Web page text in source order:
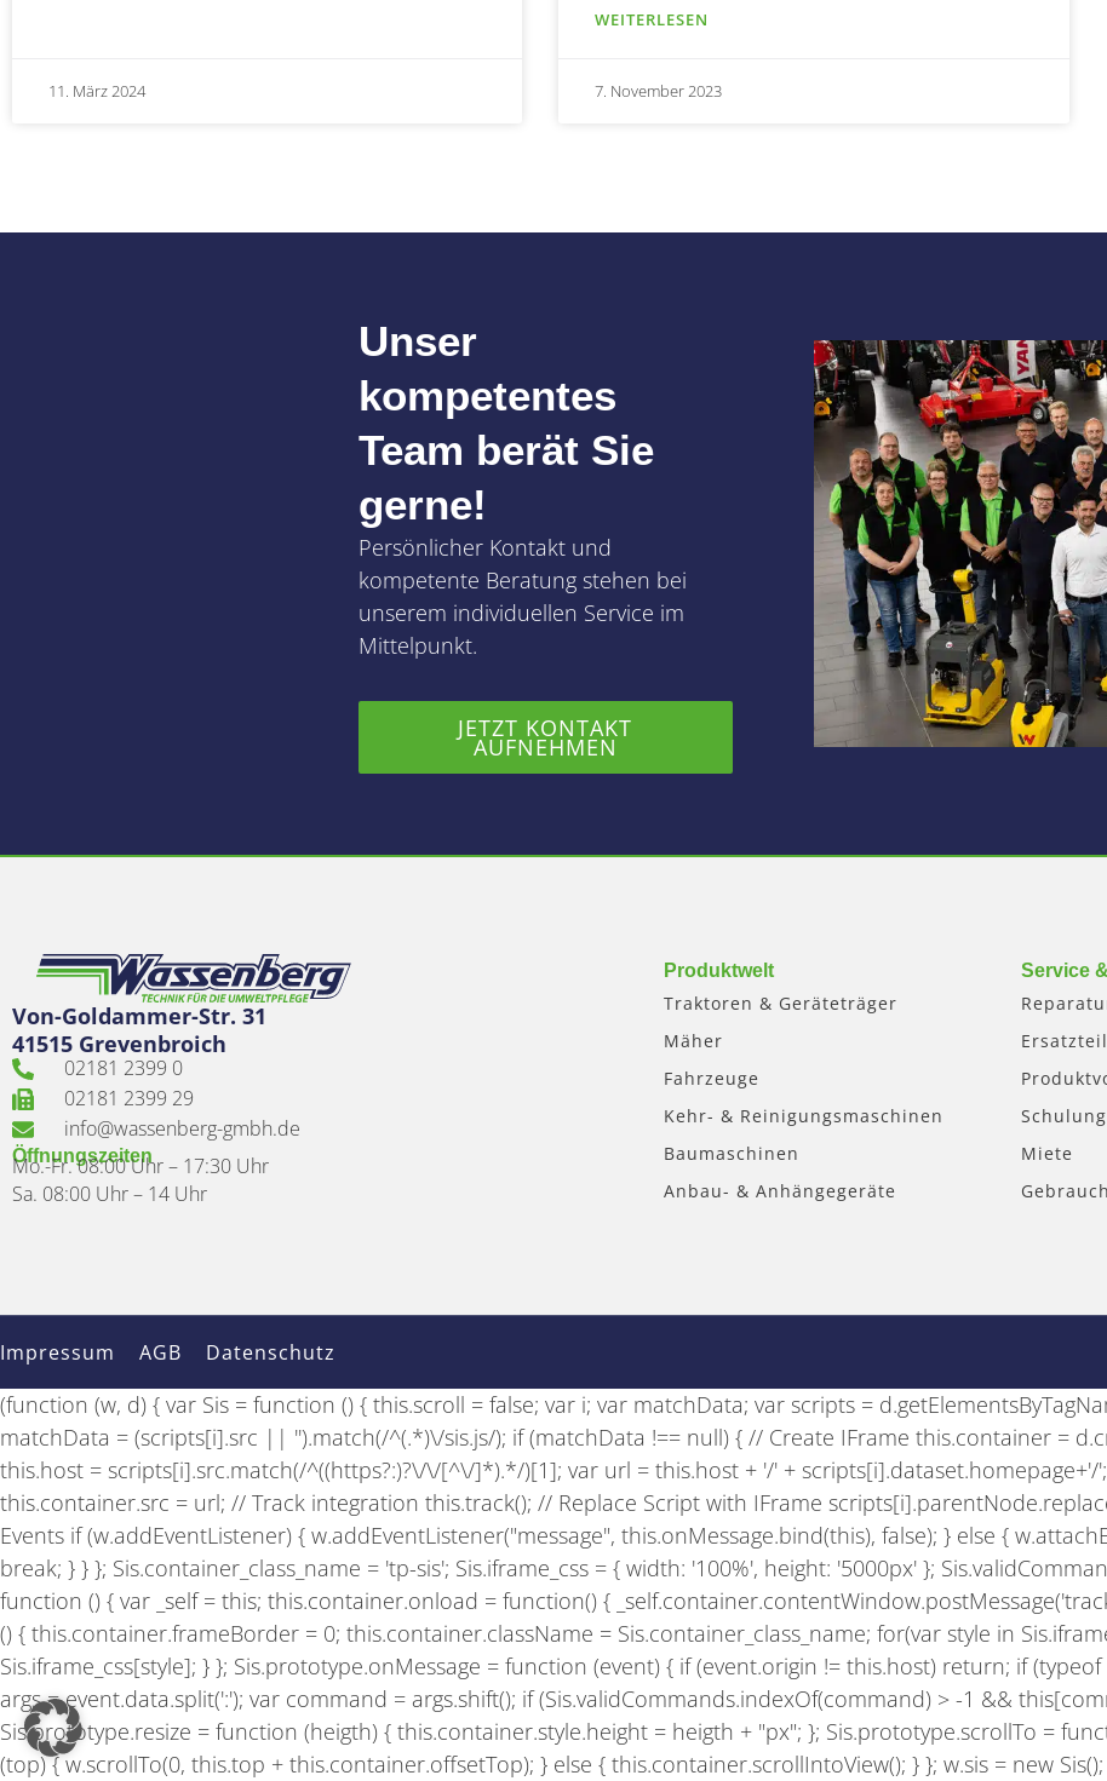
11. März 2024
WEITERLESEN
7. November 2023
Unser
kompetentes
Team berät Sie
gerne!
Persönlicher Kontakt und
kompetente Beratung stehen bei
unserem individuellen Service im
Mittelpunkt.
JETZT KONTAKT
AUFNEHMEN
Von-Goldammer-Str. 31
41515 Grevenbroich
02181 2399 0
02181 2399 29
info@wassenberg-gmbh.de
Öffnungszeiten
Mo.-Fr. 08:00 Uhr – 17:30 Uhr
Sa. 08:00 Uhr – 14 Uhr
Produktwelt
Traktoren & Geräteträger
Mäher
Fahrzeuge
Kehr- & Reinigungsmaschinen
Baumaschinen
Anbau- & Anhängegeräte
Service
Schulung
Miete
Impressum AGB Datenschutz
(function (w, d) { var Sis = function () { this.scroll = false; var i; var matchData; var scripts =
matchData = (scripts[i].src || '').match(/^(.*)\/sis.js/); if (matchData !== null) { // Create IFrame this.container =
this.host = scripts[i].src.match(/^((https?:)?\/\/[^\/]*).*/)[1]; var url = this.host + '/' +
this.container.src = url; // Track integration this.track(); // Replace Script with IFrame
Events if (w.addEventListener) { w.addEventListener("message", this.onMessage.bind(this), false); } else {
break; } } }; Sis.container_class_name = 'tp-sis'; Sis.iframe_css = { width: '100%', height: '5000px' };
function () { var _self = this; this.container.onload = function() {
() { this.container.frameBorder = 0; this.container.className = Sis.container_class_name; for(var style in
Sis.iframe_css[style]; } }; Sis.prototype.onMessage = function (event) { if (event.origin != this.host) return; if
args = event.data.split(':'); var command = args.shift(); if (Sis.validCommands.indexOf(command) > -1 &&
Sis.prototype.resize = function (heigth) { this.container.style.height = heigth + "px"; }; Sis.prototype.scrollTo =
(top) { w.scrollTo(0, this.top + this.container.offsetTop); } else { this.container.scrollIntoView(); } }; w.sis = new